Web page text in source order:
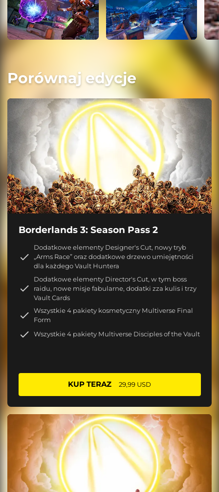
Porównaj edycje
Borderlands 3: Season Pass 2
Dodatkowe elementy Designer's Cut, nowy tryb
„Arms Race” oraz dodatkowe drzewo umiejętności
dla każdego Vault Huntera
Dodatkowe elementy Director's Cut, w tym boss
raidu, nowe misje fabularne, dodatki zza kulis i trzy
Vault Cards
Wszystkie 4 pakiety kosmetyczny Multiverse Final
Form
Wszystkie 4 pakiety Multiverse Disciples of the Vault
KUP TERAZ 29,99 USD